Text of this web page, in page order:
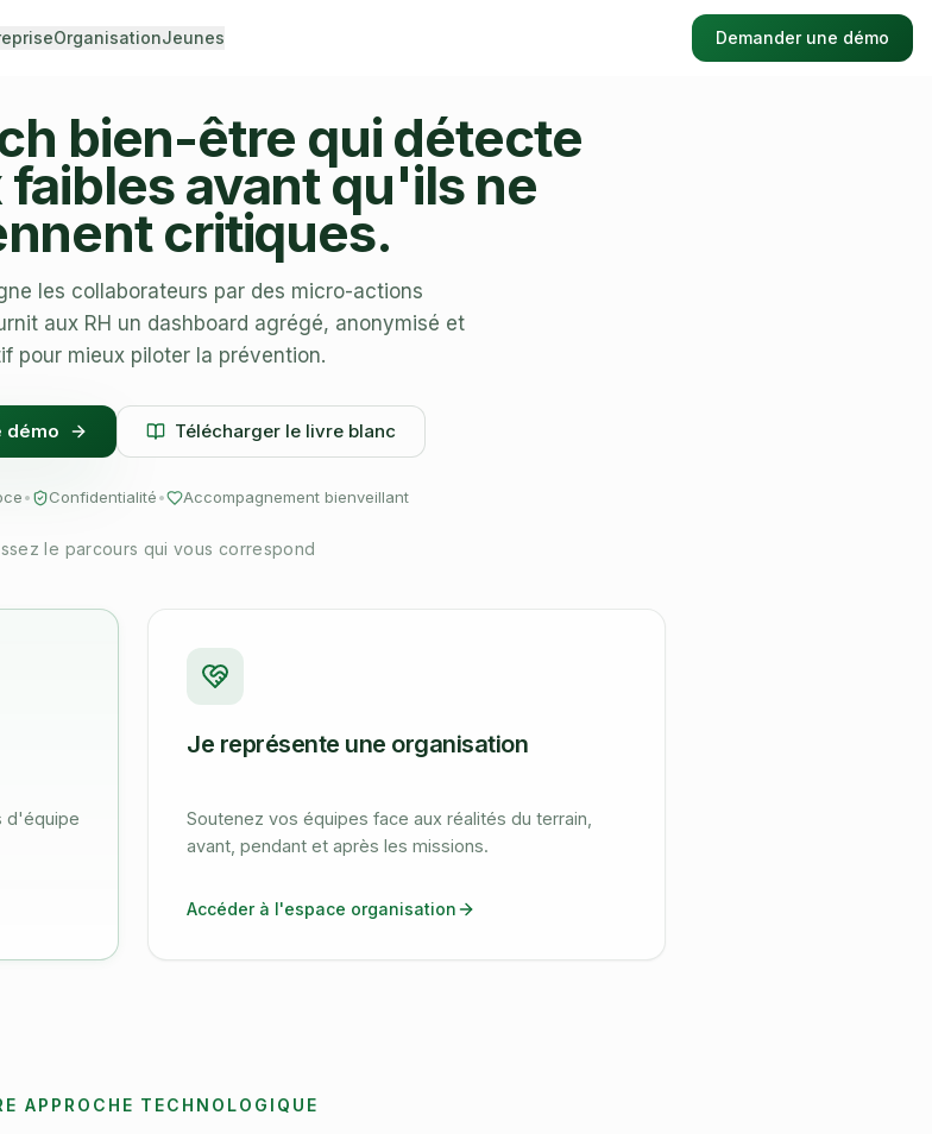
OrganisationJeunes Demander une démo
bien-être qui détecte
faibles avant qu'ils ne
critiques.
les collaborateurs par des micro-actions
aux RH un dashboard agrégé, anonymisé et
pour mieux piloter la prévention.
démo Télécharger le livre blanc
• Confidentialité• Accompagnement bienveillant
le parcours qui vous correspond
d'équipe
Je représente une organisation
Soutenez vos équipes face aux réalités du terrain,
avant, pendant et après les missions.
Accéder à l'espace organisation
APPROCHE TECHNOLOGIQUE